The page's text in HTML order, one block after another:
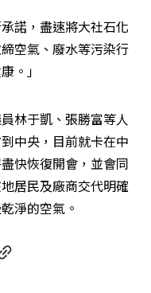
諾，盡速將大社石化
空氣、廢水等污染行
。」
林于凱、張勝富等人
中央，目前就卡在中
快恢復開會，並會同
居民及廠商交代明確
淨的空氣。